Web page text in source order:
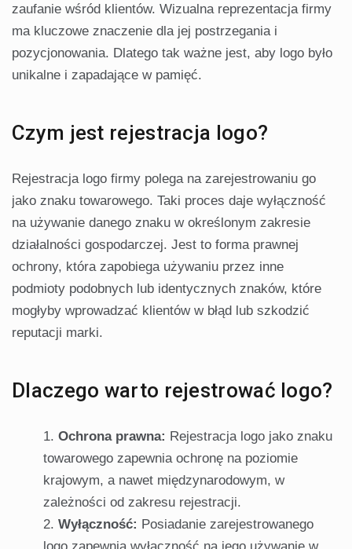
zaufanie wśród klientów. Wizualna reprezentacja firmy
ma kluczowe znaczenie dla jej postrzegania i
pozycjonowania. Dlatego tak ważne jest, aby logo było
unikalne i zapadające w pamięć.
Czym jest rejestracja logo?
Rejestracja logo firmy polega na zarejestrowaniu go
jako znaku towarowego. Taki proces daje wyłączność
na używanie danego znaku w określonym zakresie
działalności gospodarczej. Jest to forma prawnej
ochrony, która zapobiega używaniu przez inne
podmioty podobnych lub identycznych znaków, które
mogłyby wprowadzać klientów w błąd lub szkodzić
reputacji marki.
Dlaczego warto rejestrować logo?
Ochrona prawna: Rejestracja logo jako znaku
towarowego zapewnia ochronę na poziomie
krajowym, a nawet międzynarodowym, w
zależności od zakresu rejestracji.
Wyłączność: Posiadanie zarejestrowanego